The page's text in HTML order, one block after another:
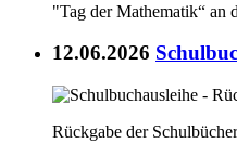
"Tag der Mathematik“ an
12.06.2026
Rückgabe der